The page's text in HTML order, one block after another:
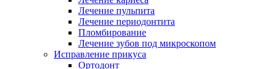
Лечение пульпита
Лечение периодонтита
Пломбирование
Лечение зубов под микроскопом
Исправление прикуса
Ортодонт